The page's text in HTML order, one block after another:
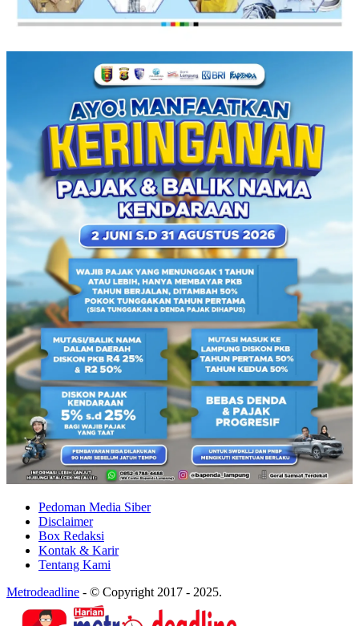
Pedoman Media Siber
Disclaimer
Box Redaksi
Kontak & Karir
Tentang Kami
Metrodeadline - © Copyright 2017 - 2025.